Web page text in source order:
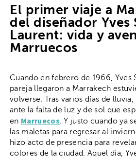
El primer viaje a
del diseñador Yves
Laurent: vida y
Marruecos
Cuando en febrero de 1966, Yves
pareja llegaron a Marrakech
volverse. Tras varios días de lluvia,
ante la falta de luz y de sol que
en Marruecos. Y justo cuando ya
las maletas para regresar al
hizo acto de presencia para
colores de la ciudad. Aquel día,